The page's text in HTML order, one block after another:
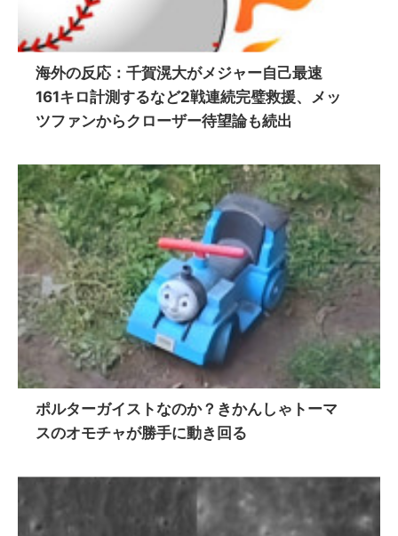
海外の反応：千賀滉大がメジャー自己最速
161キロ計測するなど2戦連続完璧救援、メッ
ツファンからクローザー待望論も続出
ポルターガイストなのか？きかんしゃトーマ
スのオモチャが勝手に動き回る